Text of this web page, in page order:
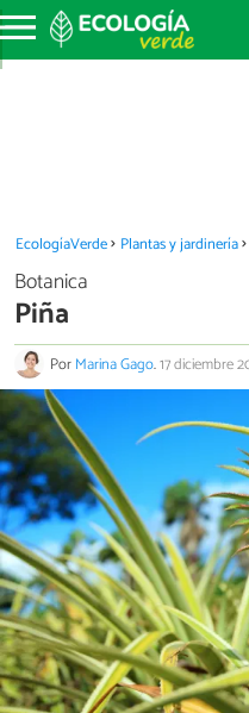
EcologíaVerde Plantas y jardinería
Botanica
Piña
PorMarina Gago.17 diciembre